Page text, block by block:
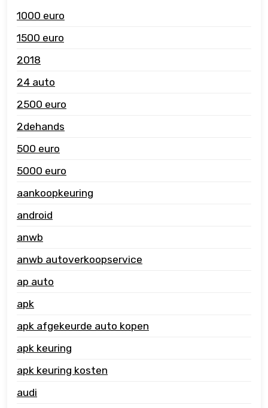
1000 euro
1500 euro
2018
24 auto
2500 euro
2dehands
500 euro
5000 euro
aankoopkeuring
android
anwb
anwb autoverkoopservice
ap auto
apk
apk afgekeurde auto kopen
apk keuring
apk keuring kosten
audi